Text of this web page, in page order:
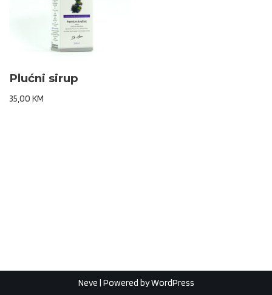
Plućni sirup
35,00 KM
Neve | Powered byWordPress